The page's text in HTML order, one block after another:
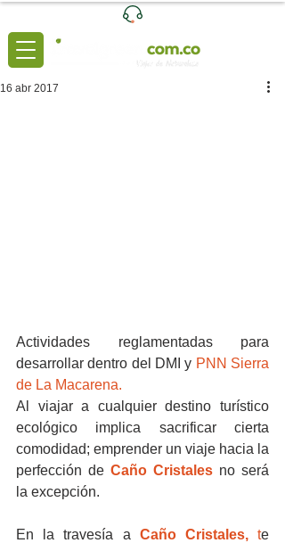
16 abr 2017
Actividades reglamentadas para
desarrollar dentro del DMI y PNN Sierra
de La Macarena.
Al viajar a cualquier destino turístico
ecológico implica sacrificar cierta
comodidad; emprender un viaje hacia la
perfección de Caño Cristales no será
la excepción.
En la travesía a Caño Cristales, te